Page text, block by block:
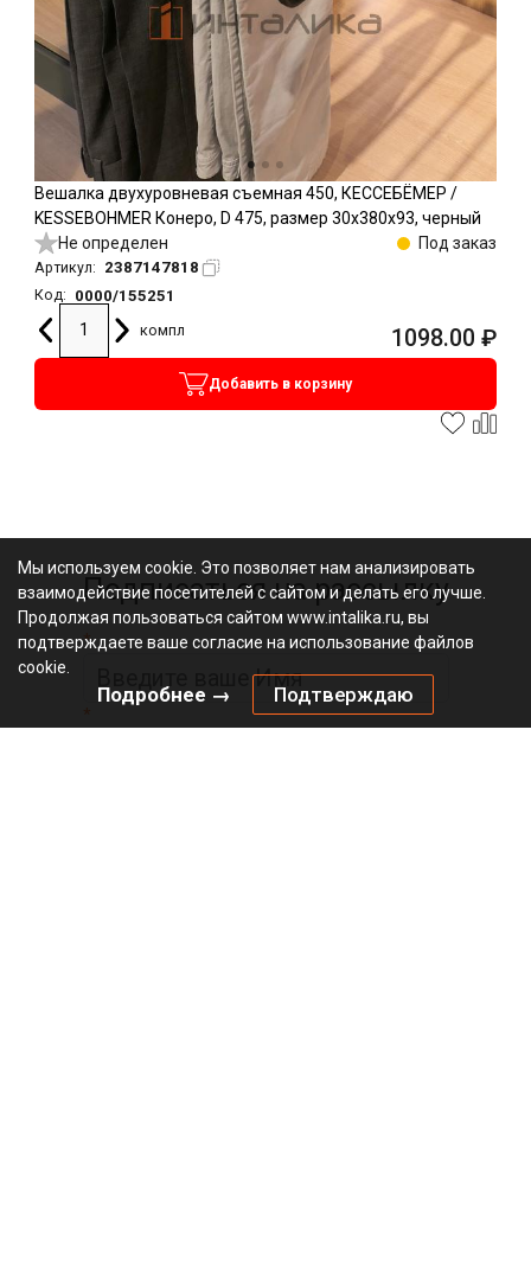
Вешалка двухуровневая съемная 450, КЕССЕБЁМЕР /
KESSEBOHMER Конеро, D 475, размер 30x380x93, черный
Не определен
Под заказ
Артикул: 2387147818
Код:
0000/155251
компл
1098.00 ₽
Добавить в корзину
Подписаться на рассылку
*
Мы используем cookie. Это позволяет нам анализировать
взаимодействие посетителей с сайтом и делать его лучше.
Продолжая пользоваться сайтом www.intalika.ru, вы
подтверждаете ваше согласие на использование файлов
cookie.
Подробнее → Подтверждаю